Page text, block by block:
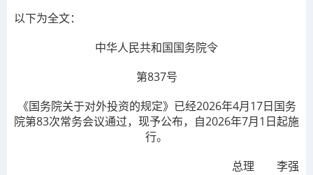
以下为全文：
中华人民共和国国务院令
第837号
《国务院关于对外投资的规定》已经2026年4月17日国务
院第83次常务会议通过，现予公布，自2026年7月1日起施
行。
总理 李强